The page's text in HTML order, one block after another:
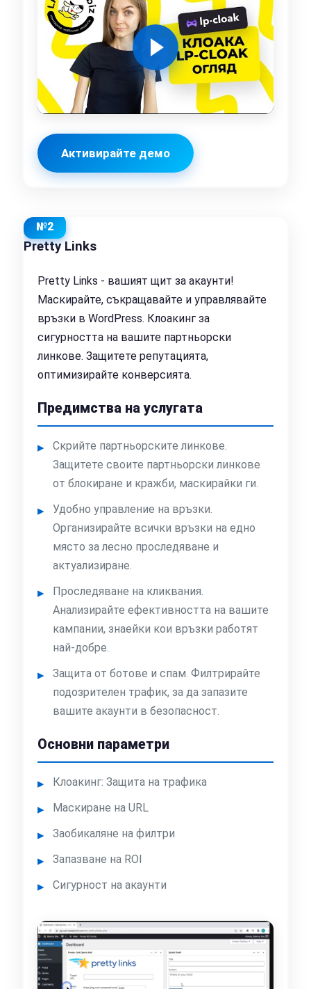
Активирайте демо
№2
Pretty Links
Pretty Links - вашият щит за акаунти!
Маскирайте, съкращавайте и управлявайте
връзки в WordPress. Клоакинг за
сигурността на вашите партньорски
линкове. Защитете репутацията,
оптимизирайте конверсията.
Предимства на услугата
Скрийте партньорските линкове.
Защитете своите партньорски линкове
от блокиране и кражби, маскирайки ги.
Удобно управление на връзки.
Организирайте всички връзки на едно
място за лесно проследяване и
актуализиране.
Проследяване на кликвания.
Анализирайте ефективността на вашите
кампании, знаейки кои връзки работят
най-добре.
Защита от ботове и спам. Филтрирайте
подозрителен трафик, за да запазите
вашите акаунти в безопасност.
Основни параметри
Клоакинг: Защита на трафика
Маскиране на URL
Заобикаляне на филтри
Запазване на ROI
Сигурност на акаунти